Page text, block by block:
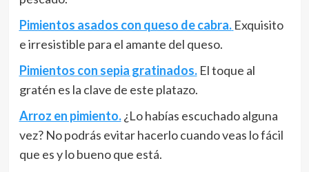
Pimientos asados con queso de cabra. Exquisito
e irresistible para el amante del queso.
Pimientos con sepia gratinados.El toque al
gratén es la clave de este platazo.
Arroz en pimiento.¿Lo habías escuchado alguna
vez? No podrás evitar hacerlo cuando veas lo fácil
que es y lo bueno que está.